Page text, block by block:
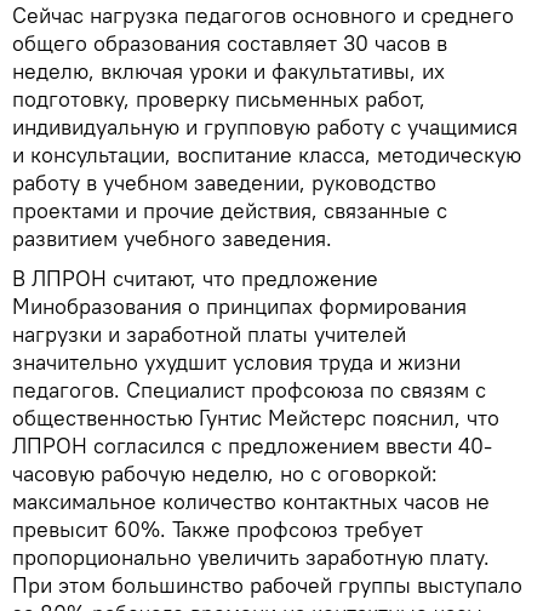
Сейчас нагрузка педагогов основного и среднего
общего образования составляет 30 часов в
неделю, включая уроки и факультативы, их
подготовку, проверку письменных работ,
индивидуальную и групповую работу с учащимися
и консультации, воспитание класса, методическую
работу в учебном заведении, руководство
проектами и прочие действия, связанные с
развитием учебного заведения.
В ЛПРОН считают, что предложение
Минобразования о принципах формирования
нагрузки и заработной платы учителей
значительно ухудшит условия труда и жизни
педагогов. Специалист профсоюза по связям с
общественностью Гунтис Мейстерс пояснил, что
ЛПРОН согласился с предложением ввести 40-
часовую рабочую неделю, но с оговоркой:
максимальное количество контактных часов не
превысит 60%. Также профсоюз требует
пропорционально увеличить заработную плату.
При этом большинство рабочей группы выступало